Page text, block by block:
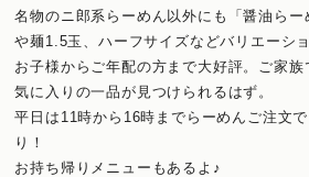
名物のニ郎系らーめん以外にも「醤油らー
や麺1.5玉、ハーフサイズなどバリエーシ
お子様からご年配の方まで大好評。ご家
気に入りの一品が見つけられるはず。
平日は11時から16時までらーめんご注文
り！
お持ち帰りメニューもあるよ♪